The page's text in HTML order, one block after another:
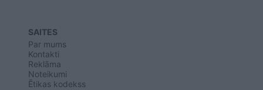
SAITES
Par mums
Kontakti
Reklāma
Noteikumi
Ētikas kodekss